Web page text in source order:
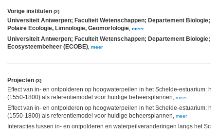
Vorige instituten (2)
Universiteit Antwerpen; Faculteit Wetenschappen; Departement Biologie;
Polaire Ecologie, Limnologie, Geomorfologie meer
Universiteit Antwerpen; Faculteit Wetenschappen; Departement Biologie;
Ecosysteembeheer (ECOBE) meer
Projecten (3)
Effect van in- en ontpolderen op hoogwaterpeilen in het Schelde-estuarium:
(1550-1800) als referentiemodel voor huidige beheersplannen, meer
Effect van in- en ontpolderen op hoogwaterpeilen in het Schelde-estuarium:
(1550-1800) als referentiemodel voor huidige beheersplannen, meer
Interacties tussen in- en ontpolderen en waterpeilveranderingen langs het